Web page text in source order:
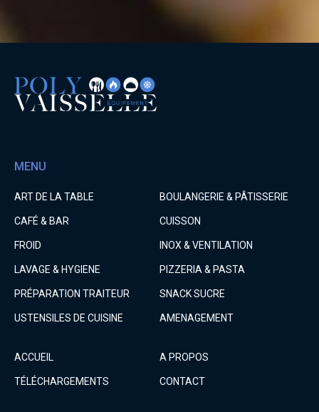
MENU
ART DE LA TABLE BOULANGERIE & PÂTISSERIE
CAFÉ & BAR CUISSON
FROID INOX & VENTILATION
LAVAGE & HYGIENE PIZZERIA & PASTA
PRÉPARATION TRAITEUR SNACK SUCRE
USTENSILES DE CUISINE AMENAGEMENT
ACCUEIL A PROPOS
TÉLÉCHARGEMENTS CONTACT